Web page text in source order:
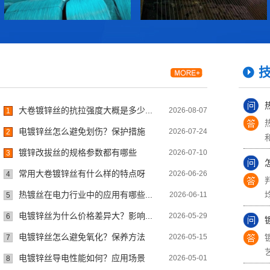
1 大卷镀锌丝的抗拉强度大概是多少... 2026-08-07
2 电镀锌丝怎么避免划伤？保护措施 2026-07-24
3 镀锌改拔丝的规格参数都有哪些 2026-07-10
4 常用大卷镀锌丝有什么样的特点呀 2026-06-26
5 热镀丝在电力行业中的应用有哪些... 2026-06-11
6 电镀锌丝为什么价格差异大？影响... 2026-05-29
7 电镀锌丝怎么避免氧化？保养方法 2026-05-15
8 电镀锌丝导电性能如何？应用场景 2026-05-01